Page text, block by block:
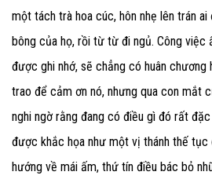
một tách trà hoa cúc, hôn nhẹ lên trán
bông của họ, rồi từ từ đi ngủ. Công việc
được ghi nhớ, sẽ chẳng có huân chương
trao để cảm ơn nó, nhưng qua con mắt
nghi ngờ rằng đang có điều gì đó rất
được khắc họa như một vị thánh thế
hướng về mái ấm, thứ tín điều bác bỏ